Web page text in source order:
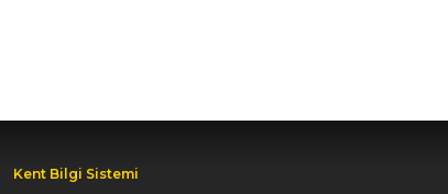
Kent Bilgi Sistemi